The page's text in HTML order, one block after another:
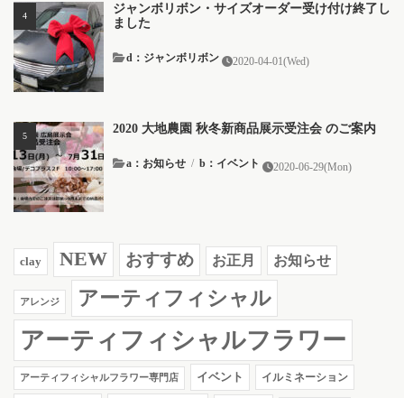
ジャンボリボン・サイズオーダー受け付け終了し
ました
2020-04-01(Wed)
d：ジャンボリボン
2020 大地農園 秋冬新商品展示受注会 のご案内
2020-06-29(Mon)
a：お知らせ / b：イベント
clay NEW おすすめ お正月 お知らせ
アレンジ アーティフィシャル
アーティフィシャルフラワー
アーティフィシャルフラワー専門店 イベント イルミネーション